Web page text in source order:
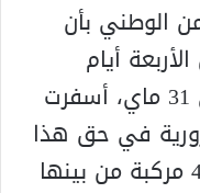
الوطني بأن
أيام
المنصرمة، وتحديدا من 28 إلى 31 ماي، أسفرت
مرورية في حق هذا
النوع من السائقين، وضبط 414 مركبة من بينها